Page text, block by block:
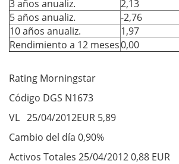
3 años anualiz.
2,13
5 años anualiz.
-2,76
10 años anualiz.
1,97
Rendimiento a 12 meses0,00
Rating Morningstar
Código DGS N1673
VL 25/04/2012EUR 5,89
Cambio del día 0,90%
Activos Totales 25/04/2012 0,88 EUR